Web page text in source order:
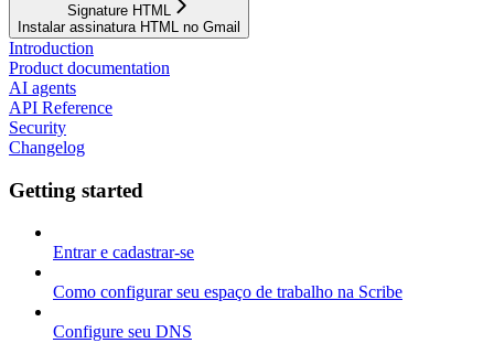
Signature HTML
Instalar assinatura HTML no Gmail
Introduction
Product documentation
AI agents
API Reference
Security
Changelog
Getting started
Entrar e cadastrar-se
Como configurar seu espaço de trabalho na Scribe
Configure seu DNS